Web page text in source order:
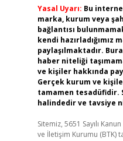
Yasal Uyarı: Bu
marka, kurum veya
bağlantısı
kendi hazırladığımız
paylaşılmaktadır.
haber niteliği
ve kişiler hakkında
Gerçek kurum ve
tamamen
halindedir ve tavsiye
Sitemiz, 5651 Sayılı
ve İletişim Kurumu (BTK)